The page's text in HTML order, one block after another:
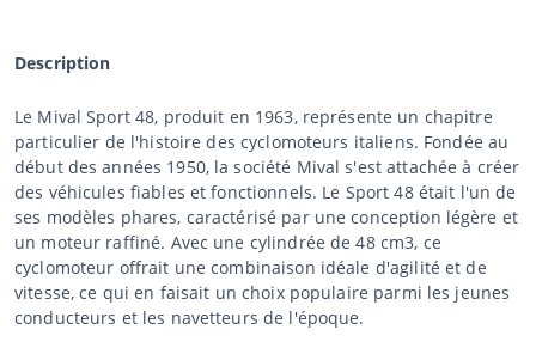
Description
Le Mival Sport 48, produit en 1963, représente un chapitre
particulier de l'histoire des cyclomoteurs italiens. Fondée au
début des années 1950, la société Mival s'est attachée à créer
des véhicules fiables et fonctionnels. Le Sport 48 était l'un de
ses modèles phares, caractérisé par une conception légère et
un moteur raffiné. Avec une cylindrée de 48 cm3, ce
cyclomoteur offrait une combinaison idéale d'agilité et de
vitesse, ce qui en faisait un choix populaire parmi les jeunes
conducteurs et les navetteurs de l'époque.